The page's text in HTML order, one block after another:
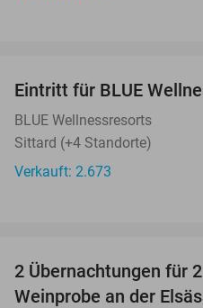
Eintritt für BLUE
BLUE Wellnessresorts
Sittard (+4 Standorte)
Verkauft: 2.673
2 Übernachtungen für
Weinprobe an der